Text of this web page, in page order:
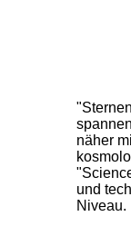
näher
und
Niveau.